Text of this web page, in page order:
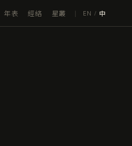
年表 經絡 星叢 | EN / 中